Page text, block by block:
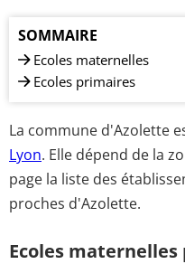
SOMMAIRE
Ecoles maternelles
Ecoles primaires
La commune d'Azolette
Lyon. Elle dépend de la
page la liste des
proches d'Azolette.
Ecoles